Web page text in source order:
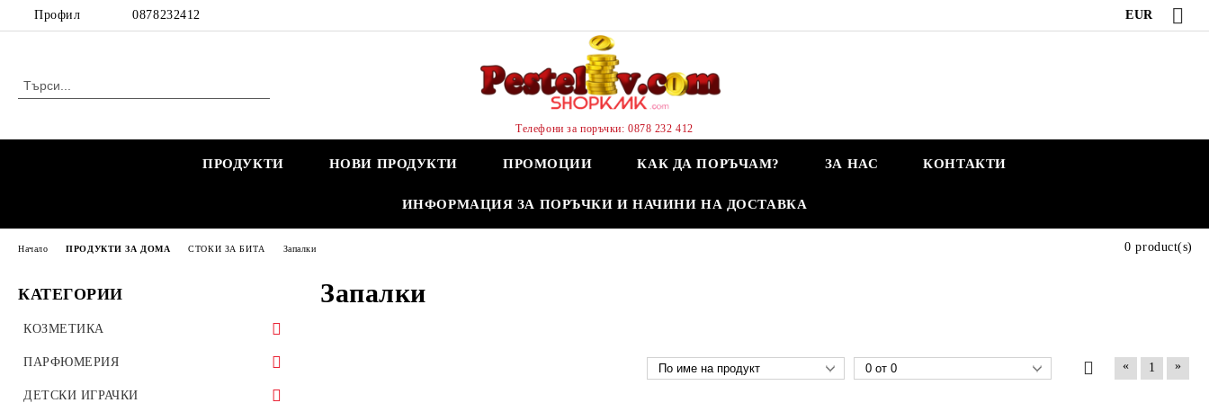
Профил 0878232412 EUR
Телефони за поръчки: 0878 232 412
ПРОДУКТИ НОВИ ПРОДУКТИ ПРОМОЦИИ КАК ДА ПОРЪЧАМ? ЗА НАС КОНТАКТИ
ИНФОРМАЦИЯ ЗА ПОРЪЧКИ И НАЧИНИ НА ДОСТАВКА
КАТЕГОРИИ
КОЗМЕТИКА
КОЗМЕТИКА ЗА ЖЕНИ
КОЗМЕТИКА ЗА БРЕМЕННИ
КОЗМЕТИКА ЗА МЪЖЕ
ПАРФЮМЕРИЯ
МАРКОВИ ПАРФЮМИ
ДЕТСКИ ИГРАЧКИ
Начало ПРОДУКТИ ЗА ДОМА СТОКИ ЗА БИТА Запалки
Запалки
0 product(s)
« 1 »